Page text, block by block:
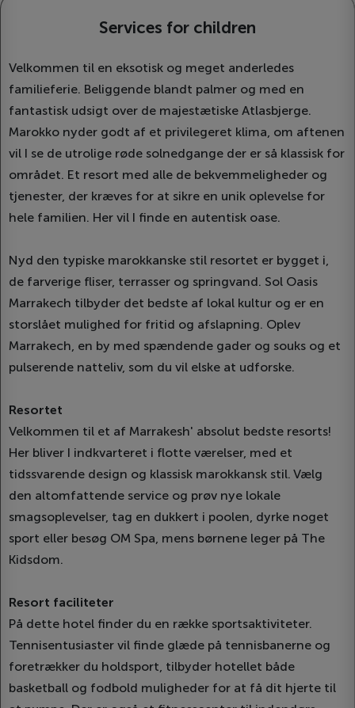
Services for children
Velkommen til en eksotisk og meget anderledes
familieferie. Beliggende blandt palmer og med en
fantastisk udsigt over de majestætiske Atlasbjerge.
Marokko nyder godt af et privilegeret klima, om aftenen
vil I se de utrolige røde solnedgange der er så klassisk for
området. Et resort med alle de bekvemmeligheder og
tjenester, der kræves for at sikre en unik oplevelse for
hele familien. Her vil I finde en autentisk oase.
Nyd den typiske marokkanske stil resortet er bygget i,
de farverige fliser, terrasser og springvand. Sol Oasis
Marrakech tilbyder det bedste af lokal kultur og er en
storslået mulighed for fritid og afslapning. Oplev
Marrakech, en by med spændende gader og souks og et
pulserende natteliv, som du vil elske at udforske.
Resortet
Velkommen til et af Marrakesh' absolut bedste resorts!
Her bliver I indkvarteret i flotte værelser, med et
tidssvarende design og klassisk marokkansk stil. Vælg
den altomfattende service og prøv nye lokale
smagsoplevelser, tag en dukkert i poolen, dyrke noget
sport eller besøg OM Spa, mens børnene leger på The
Kidsdom.
Resort faciliteter
På dette hotel finder du en række sportsaktiviteter.
Tennisentusiaster vil finde glæde på tennisbanerne og
foretrækker du holdsport, tilbyder hotellet både
basketball og fodbold muligheder for at få dit hjerte til